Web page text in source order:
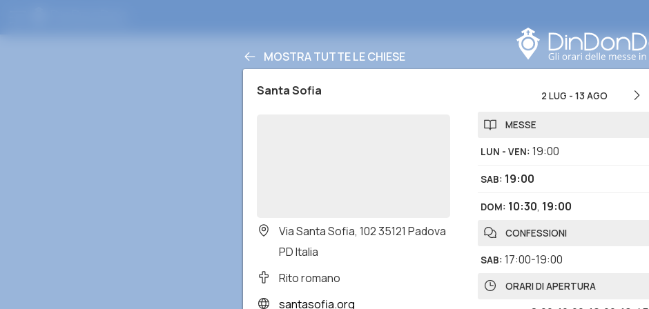
MOSTRA TUTTE LE CHIESE
Santa Sofia
Via Santa Sofia, 102 35121 Padova
PD Italia
Rito romano
santasofia.org
2 LUG - 13 AGO
MESSE
LUN - VEN: 19:00
SAB: 19:00
DOM: 10:30, 19:00
CONFESSIONI
SAB: 17:00-19:00
ORARI DI APERTURA